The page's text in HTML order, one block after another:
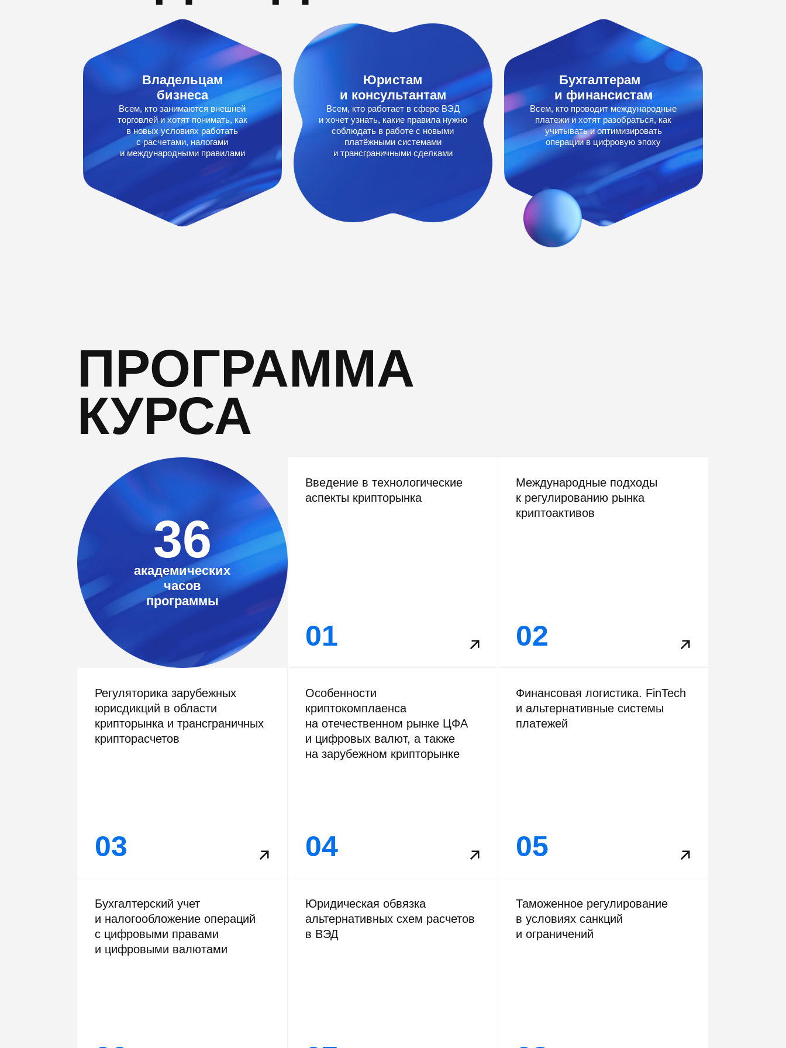
Владельцам
бизнеса
Всем, кто занимаются внешней
торговлей и хотят понимать, как
в новых условиях работать
с расчетами, налогами
и международными правилами
Юристам
и консультантам
Всем, кто работает в сфере ВЭД
и хочет узнать, какие правила нужно
соблюдать в работе с новыми
платёжными системами
и трансграничными сделками
Бухгалтерам
и финансистам
Всем, кто проводит международные
платежи и хотят разобраться, как
учитывать и оптимизировать
операции в цифровую эпоху
ПРОГРАММА
КУРСА
Таможенное регулирование
в условиях санкций
и ограничений
Юридическая обвязка
альтернативных схем расчетов
в ВЭД
Бухгалтерский учет
и налогообложение операций
с цифровыми правами
и цифровыми валютами
Финансовая логистика. FinTech
и альтернативные системы
платежей
05
Особенности
криптокомплаенса
на отечественном рынке ЦФА
и цифровых валют, а также
на зарубежном крипторынке
04
Регуляторика зарубежных
юрисдикций в области
крипторынка и трансграничных
крипторасчетов
03
Международные подходы
к регулированию рынка
криптоактивов
02
Введение в технологические
аспекты крипторынка
01
36
академических
часов
программы